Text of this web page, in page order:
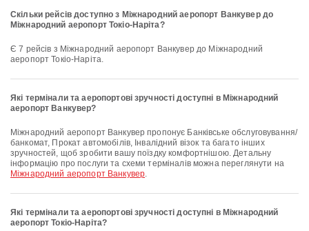
Скільки рейсів доступно з Міжнародний аеропорт Ванкувер до
Міжнародний аеропорт Токіо-Наріта?
Є 7 рейсів з Міжнародний аеропорт Ванкувер до Міжнародний
аеропорт Токіо-Наріта.
Які термінали та аеропортові зручності доступні в Міжнародний
аеропорт Ванкувер?
Міжнародний аеропорт Ванкувер пропонує Банківське обслуговування/
банкомат, Прокат автомобілів, Інвалідний візок та багато інших
зручностей, щоб зробити вашу поїздку комфортнішою. Детальну
інформацію про послуги та схеми терміналів можна переглянути на
Міжнародний аеропорт Ванкувер.
Які термінали та аеропортові зручності доступні в Міжнародний
аеропорт Токіо-Наріта?